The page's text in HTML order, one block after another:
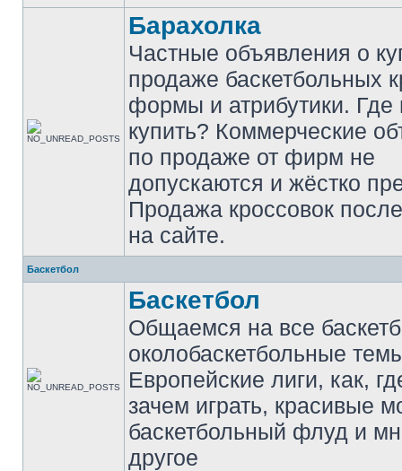
Барахолка
Частные объявления о
продаже баскетбольных
формы и атрибутики. Где
купить? Коммерческие
по продаже от фирм не
допускаются и жёстко
Продажа кроссовок
на сайте.
Баскетбол
Баскетбол
Общаемся на все
околобаскетбольные
Европейские лиги, как,
зачем играть, красивые
баскетбольный флуд и
другое